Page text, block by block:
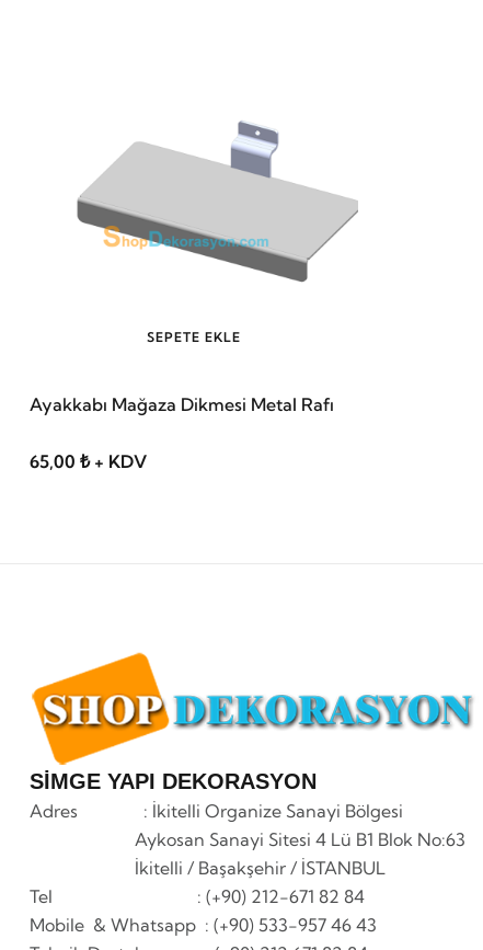
SEPETE EKLE
Ayakkabı Mağaza Dikmesi Metal Rafı
65,00 ₺ + KDV
SİMGE YAPI DEKORASYON
Adres : İkitelli Organize Sanayi Bölgesi
Aykosan Sanayi Sitesi 4 Lü B1 Blok No:63
İkitelli / Başakşehir / İSTANBUL
Tel : (+90) 212-671 82 84
Mobile & Whatsapp : (+90) 533-957 46 43